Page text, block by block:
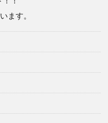
ます。